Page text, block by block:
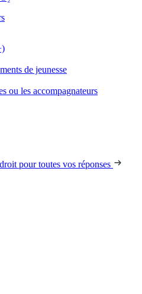
de jeunesse
ou les accompagnateurs
pour toutes vos réponses